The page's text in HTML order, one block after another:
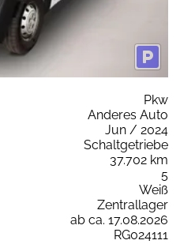
Pkw
Anderes Auto
Jun / 2024
Schaltgetriebe
37.702 km
5
Weiß
Zentrallager
ab ca. 17.08.2026
RG024111